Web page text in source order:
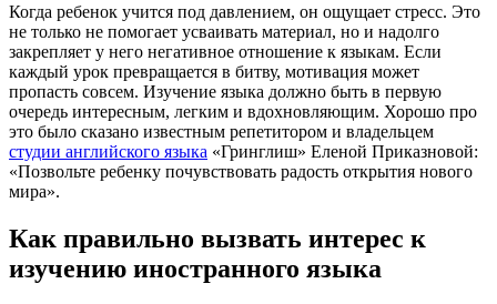
Когда ребенок учится под давлением, он ощущает стресс. Это
не только не помогает усваивать материал, но и надолго
закрепляет у него негативное отношение к языкам. Если
каждый урок превращается в битву, мотивация может
пропасть совсем. Изучение языка должно быть в первую
очередь интересным, легким и вдохновляющим. Хорошо про
это было сказано известным репетитором и владельцем
студии английского языка «Гринглиш» Еленой Приказновой:
«Позвольте ребенку почувствовать радость открытия нового
мира».
Как правильно вызвать интерес к
изучению иностранного языка